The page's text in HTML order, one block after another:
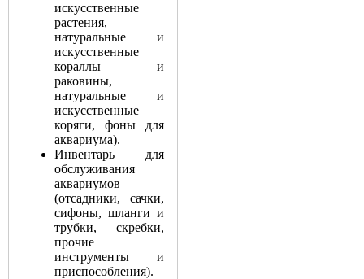
искусственные
растения,
натуральные и
искусственные
кораллы и
раковины,
натуральные и
искусственные
коряги, фоны для
аквариума).
Инвентарь для
обслуживания
аквариумов
(отсадники, сачки,
сифоны, шланги и
трубки, скребки,
прочие
инструменты и
приспособления).